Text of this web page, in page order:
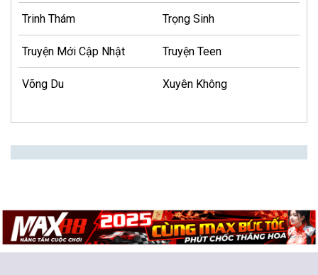
Trinh Thám Trọng Sinh
Truyện Mới Cập Nhật Truyện Teen
Võng Du Xuyên Không